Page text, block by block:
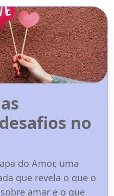
no
do Amor, uma
que revela o que o
amar e o que